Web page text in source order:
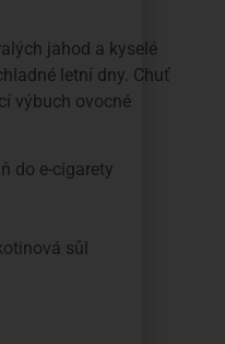
jahod a kyselé
letní dny. Chuť
výbuch ovocné
do e-cigarety
sůl